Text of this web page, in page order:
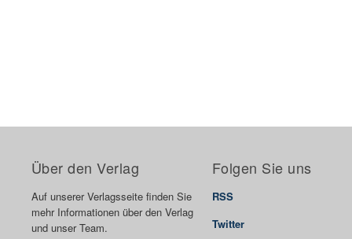
Über den Verlag
Auf unserer Verlagsseite finden Sie
mehr Informationen über den Verlag
und unser Team.
Folgen Sie uns
RSS
Twitter